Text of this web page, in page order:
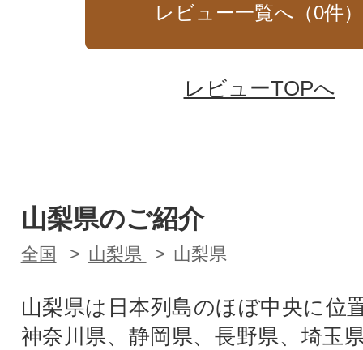
レビュー一覧へ（0件）
レビューTOPへ
山梨県のご紹介
全国 山梨県 山梨県
山梨県は日本列島のほぼ中央に位
神奈川県、静岡県、長野県、埼玉